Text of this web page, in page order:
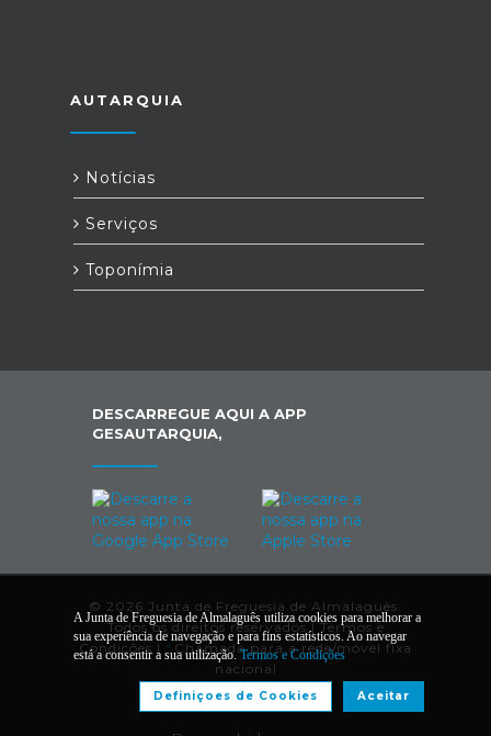
AUTARQUIA
Notícias
Serviços
Toponímia
DESCARREGUE AQUI A APP
GESAUTARQUIA,
© 2026 Junta de Freguesia de Almalaguês.
Todos os direitos reservados |Termos e
Condições | * Chamada para a rede/móvel fixa
nacional
A Junta de Freguesia de Almalaguês utiliza cookies para melhorar a
sua experiência de navegação e para fins estatísticos. Ao navegar
está a consentir a sua utilização.Termos e Condições
Aceitar
Definiçoes de Cookies